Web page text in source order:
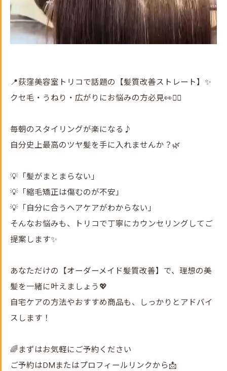
📍荻窪美容室トリコで話題の【髪質改善ストレート】✨
クセ毛・うねり・広がりにお悩みの方必見👀💇‍♀️
毎朝のスタイリングが楽になる♪
自分史上最高のツヤ髪を手に入れませんか？🌿
💡「髪がまとまらない」
💡「縮毛矯正は傷むのが不安」
💡「自分に合うヘアケアがわからない」
そんなお悩みも、トリコで丁寧にカウンセリングしてご
提案します✨
あなただけの【オーダーメイド髪質改善】で、理想の美
髪を一緒に叶えましょう💖
自宅ケアの方法やおすすめ商品も、しっかりとアドバイ
スします！
🌈まずはお気軽にご予約ください
ご予約はDMまたはプロフィールリンクから📩